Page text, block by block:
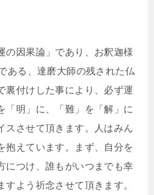
の因果論」であり、お釈迦様
ある、達磨大師の残された仏
裏付けした事により、必ず運
「明」に、「難」を「解」に
スさせて頂きます。人はみん
抱えています。まず、自分を
につけ、誰もがいつまでも幸
よう祈念させて頂きます。